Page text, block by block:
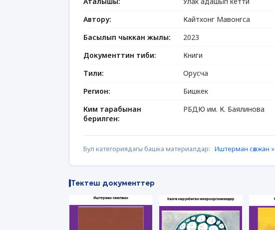
Автору:
Кайтхонг Мавонгса
Басылып чыккан жылы:
2023
Документтин тиби:
Книги
Тили:
Орусча
Регион:
Бишкек
Ким тарабынан
берилген:
РБДЮ им. К. Баялинова
Бул категориядагы башка материалдар: Иштерман сөөлжан »
Тектеш документтер